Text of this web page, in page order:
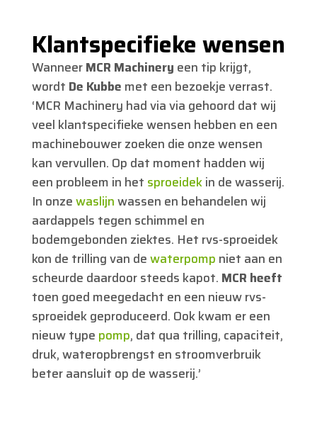
Klantspecifieke wensen
WanneerMCR Machinery een tip krijgt,
wordt De Kubbe met een bezoekje verrast.
‘MCR Machinery had via via gehoord dat wij
veel klantspecifieke wensen hebben en een
machinebouwer zoeken die onze wensen
kan vervullen. Op dat moment hadden wij
een probleem in het sproeidekin de wasserij.
In onzewaslijnwassen en behandelen wij
aardappels tegen schimmel en
bodemgebonden ziektes. Het rvs-sproeidek
kon de trilling van dewaterpomp niet aan en
scheurde daardoor steeds kapot. MCR heeft
toen goed meegedacht en een nieuw rvs-
sproeidek geproduceerd. Ook kwam er een
nieuw type pomp, dat qua trilling, capaciteit,
druk, wateropbrengst en stroomverbruik
beter aansluit op de wasserij.’